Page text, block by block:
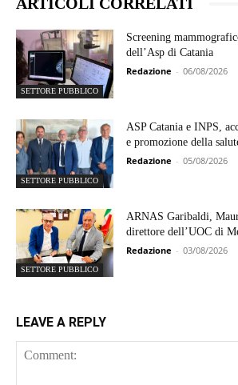
SETTORE PUBBLICO
Screening
dell’Asp di Catania
Redazione - 06/08/2026
SETTORE PUBBLICO
ASP Catania e INPS,
e promozione della
Redazione - 05/08/2026
SETTORE PUBBLICO
ARNAS Garibaldi,
direttore dell’UOC di
Redazione - 03/08/2026
LEAVE A REPLY